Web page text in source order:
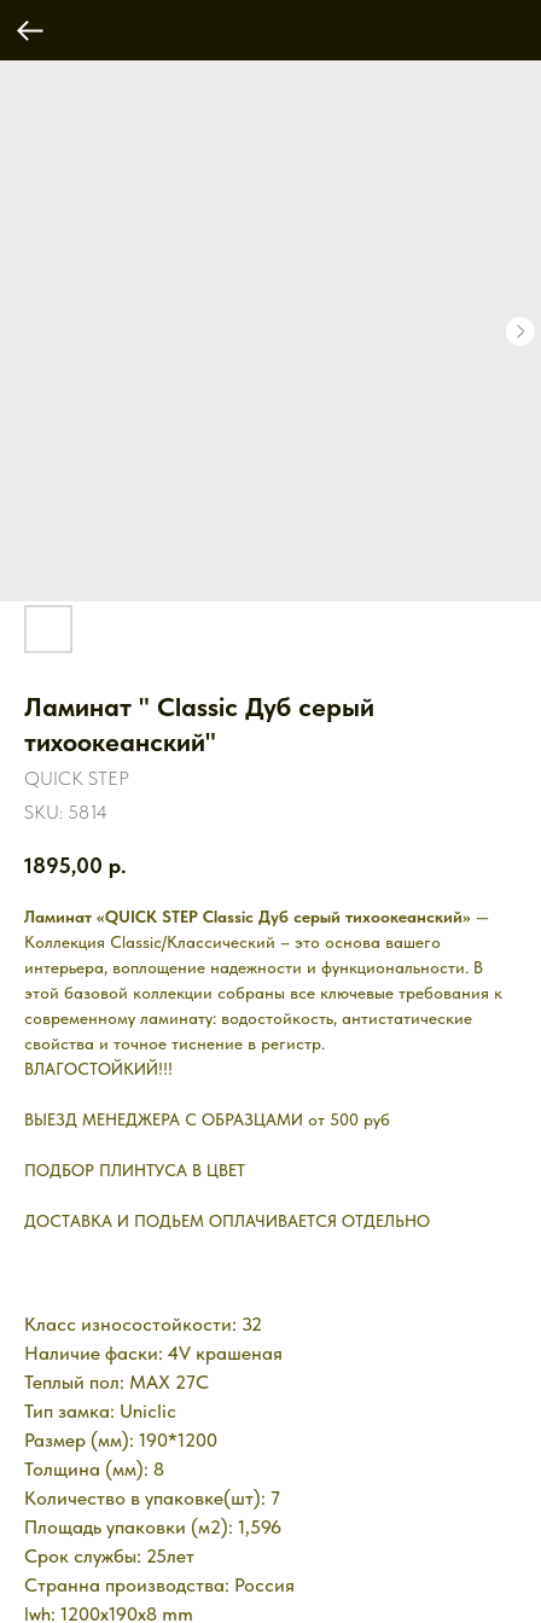
Ламинат " Classic Дуб серый
тихоокеанский"
QUICK STEP
SKU: 5814
1895,00 р.
Ламинат «QUICK STEP Classic Дуб серый тихоокеанский» —
Коллекция Classic/Классический – это основа вашего
интерьера, воплощение надежности и функциональности. В
этой базовой коллекции собраны все ключевые требования к
современному ламинату: водостойкость, антистатические
свойства и точное тиснение в регистр.
ВЛАГОСТОЙКИЙ!!!
ВЫЕЗД МЕНЕДЖЕРА С ОБРАЗЦАМИ от 500 руб
ПОДБОР ПЛИНТУСА В ЦВЕТ
ДОСТАВКА И ПОДЬЕМ ОПЛАЧИВАЕТСЯ ОТДЕЛЬНО
Класс износостойкости: 32
Наличие фаски: 4V крашеная
Теплый пол: MAX 27C
Тип замка: Uniclic
Размер (мм): 190*1200
Толщина (мм): 8
Количество в упаковке(шт): 7
Площадь упаковки (м2): 1,596
Срок службы: 25лет
Странна производства: Россия
lwh: 1200x190x8 mm